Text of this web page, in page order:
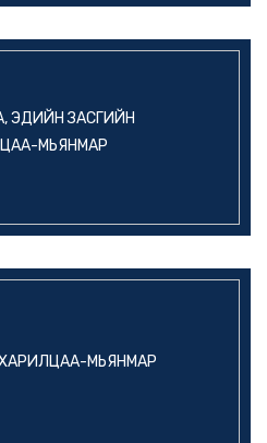
ЭДИЙН ЗАСГИЙН
МЬЯНМАР
МЬЯНМАР